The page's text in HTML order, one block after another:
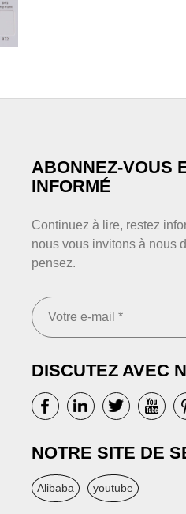
ABONNEZ-VOUS
INFORMÉ
Continuez à lire, restez
nous vous invitons à nous
pensez.
DISCUTEZ AVEC
NOTRE SITE DE
Alibaba youtube